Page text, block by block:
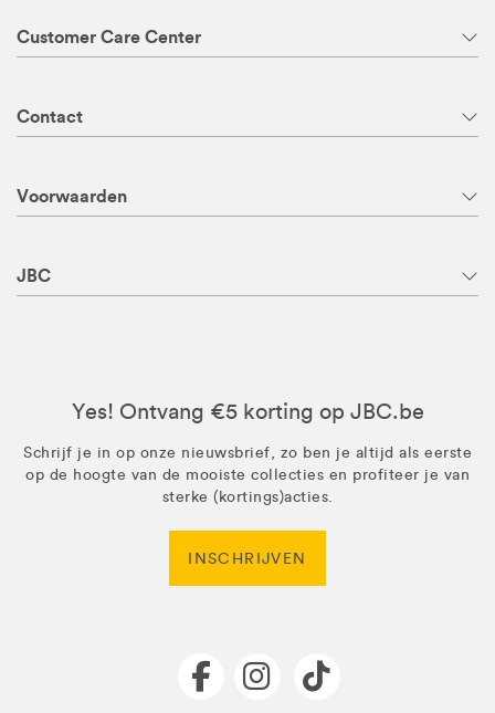
Customer Care Center
Contact
Voorwaarden
JBC
Yes! Ontvang €5 korting op JBC.be
Schrijf je in op onze nieuwsbrief, zo ben je altijd als eerste
op de hoogte van de mooiste collecties en profiteer je van
sterke (kortings)acties.
INSCHRIJVEN